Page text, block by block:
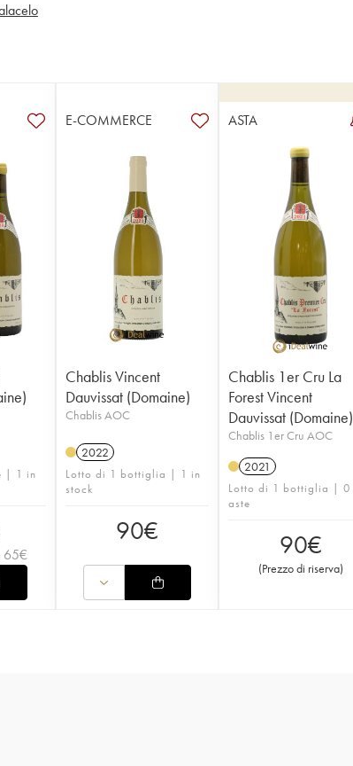
| 1 in
65€
E-COMMERCE
Chablis Vincent
Dauvissat (Domaine)
Chablis AOC
2022
Lotto di 1 bottiglia | 1 in
stock
90€
ASTA
Chablis 1er Cru La
Forest Vincent
Dauvissat (Domaine)
Chablis 1er Cru AOC
2021
Lotto di 1 bottiglia | 0
aste
90€
(Prezzo di riserva)